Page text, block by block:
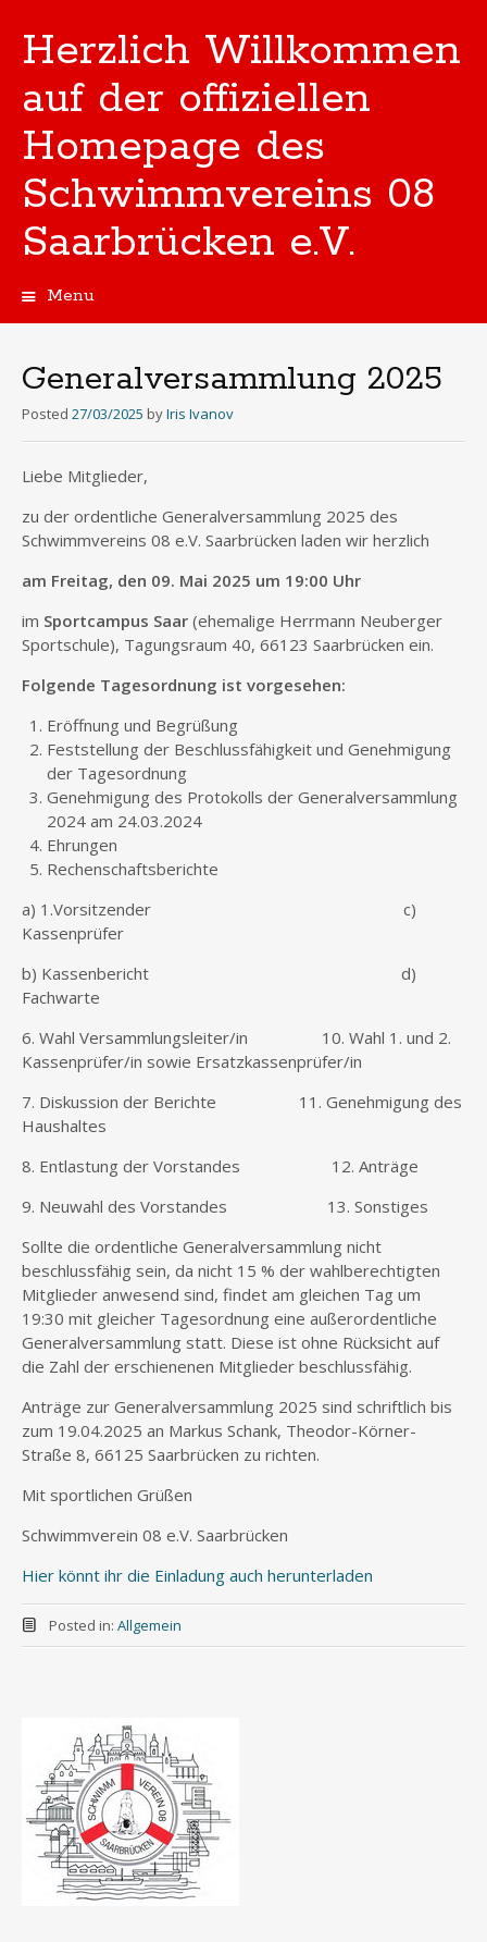
Herzlich Willkommen
auf der offiziellen
Homepage des
Schwimmvereins 08
Saarbrücken e.V.
Menu
Generalversammlung 2025
Posted 27/03/2025 byIris Ivanov
Liebe Mitglieder,
zu der ordentliche Generalversammlung 2025 des
Schwimmvereins 08 e.V. Saarbrücken laden wir herzlich
am Freitag, den 09. Mai 2025 um 19:00 Uhr
im Sportcampus Saar (ehemalige Herrmann Neuberger
Sportschule), Tagungsraum 40, 66123 Saarbrücken ein.
Folgende Tagesordnung ist vorgesehen:
Eröffnung und Begrüßung
Feststellung der Beschlussfähigkeit und Genehmigung
der Tagesordnung
Genehmigung des Protokolls der Generalversammlung
2024 am 24.03.2024
Ehrungen
Rechenschaftsberichte
a) 1.Vorsitzender c)
Kassenprüfer
b) Kassenbericht d)
Fachwarte
6. Wahl Versammlungsleiter/in 10. Wahl 1. und 2.
Kassenprüfer/in sowie Ersatzkassenprüfer/in
7. Diskussion der Berichte 11. Genehmigung des
Haushaltes
8. Entlastung der Vorstandes 12. Anträge
9. Neuwahl des Vorstandes 13. Sonstiges
Sollte die ordentliche Generalversammlung nicht
beschlussfähig sein, da nicht 15 % der wahlberechtigten
Mitglieder anwesend sind, findet am gleichen Tag um
19:30 mit gleicher Tagesordnung eine außerordentliche
Generalversammlung statt. Diese ist ohne Rücksicht auf
die Zahl der erschienenen Mitglieder beschlussfähig.
Anträge zur Generalversammlung 2025 sind schriftlich bis
zum 19.04.2025 an Markus Schank, Theodor-Körner-
Straße 8, 66125 Saarbrücken zu richten.
Mit sportlichen Grüßen
Schwimmverein 08 e.V. Saarbrücken
Hier könnt ihr die Einladung auch herunterladen
Posted in: Allgemein